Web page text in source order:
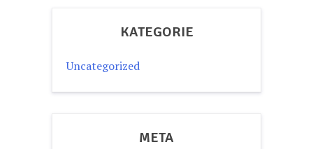
KATEGORIE
Uncategorized
META